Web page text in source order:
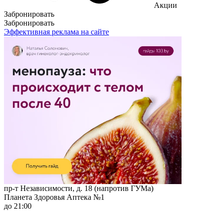
Акции
Забронировать
Забронировать
Эффективная реклама на сайте
пр-т Независимости, д. 18 (напротив ГУМа)
Планета Здоровья Аптека №1
до 21:00